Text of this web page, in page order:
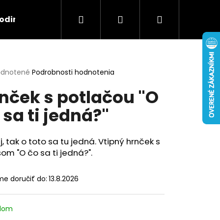
Záujmy Pre páry
Hľadať PrihlásenieNákupný
Podrobnosti hodnotenia
s potlačou "O
ti jedná?"
tak o toto sa tu jedná. Vtipný hrnček s
"O čo sa ti jedná?".
doručiť do: 13.8.2026
"TAKTO VYZERÁ